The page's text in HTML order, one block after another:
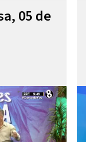
05 de